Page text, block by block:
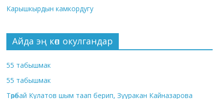
Карышкырдын камкордугу
Айда эң көп окулгандар
55 табышмак
55 табышмак
Төрөбай Кулатов шым таап берип, Зууракан Кайназарова